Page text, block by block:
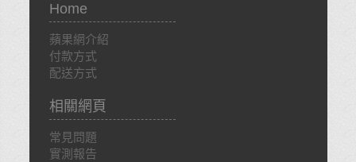
Home
蘋果網介紹
付款方式
配送方式
相關網頁
常見問題
實測報告